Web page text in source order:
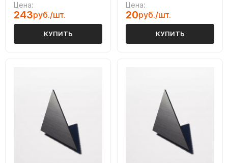
Цена:
243руб./шт.
КУПИТЬ
Цена:
20руб./шт.
КУПИТЬ